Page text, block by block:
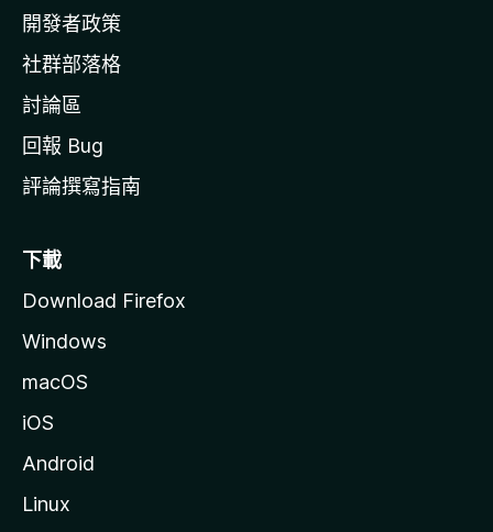
網
開發者政策
社群部落格
討論區
回報 Bug
評論撰寫指南
下載
Download Firefox
Windows
macOS
iOS
Android
Linux